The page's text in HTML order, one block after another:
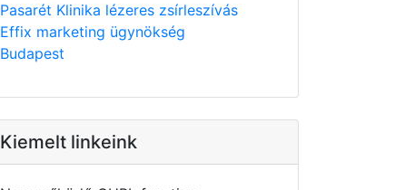
Pasarét Klinika lézeres zsírleszívás
Effix marketing ügynökség
Budapest
Kiemelt linkeink